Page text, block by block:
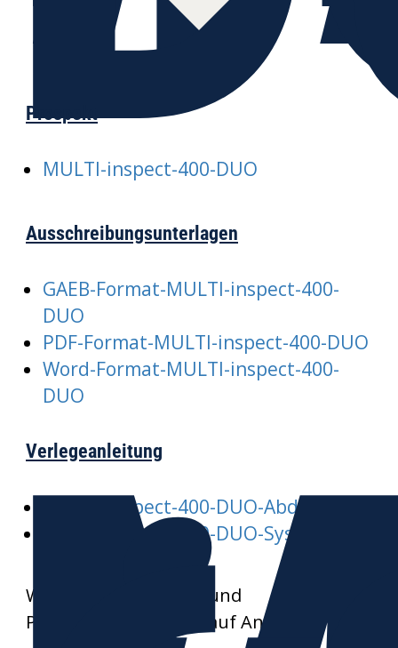
Prospekt
MULTI-inspect-400-DUO
Ausschreibungsunterlagen
GAEB-Format-MULTI-inspect-400-
DUO
PDF-Format-MULTI-inspect-400-DUO
Word-Format-MULTI-inspect-400-
DUO
Verlegeanleitung
MULTI-inspect-400-DUO-Abdeckung
MULTI-inspect-400-DUO-System
Weitere Datenblätter und
Produktzeichnungen auf Anfrage